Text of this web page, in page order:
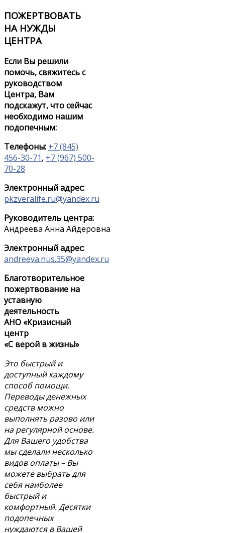
ПОЖЕРТВОВАТЬ
НА НУЖДЫ
ЦЕНТРА
Если Вы решили
помочь, свяжитесь с
руководством
Центра, Вам
подскажут, что сейчас
необходимо нашим
подопечным:
Телефоны: +7 (845)
456-30-71, +7 (967) 500-
70-28
Электронный адрес:
pkzveralife.ru@yandex.ru
Руководитель центра:
Андреева Анна Айдеровна
Электронный адрес:
andreeva.nus.35@yandex.ru
Благотворительное
пожертвование на
уставную
деятельность
АНО «Кризисный
центр
«С верой в жизнь!»
Это быстрый и
доступный каждому
способ помощи.
Переводы денежных
средств можно
выполнять разово или
на регулярной основе.
Для Вашего удобства
мы сделали несколько
видов оплаты – Вы
можете выбрать для
себя наиболее
быстрый и
комфортный. Десятки
подопечных
нуждаются в Вашей